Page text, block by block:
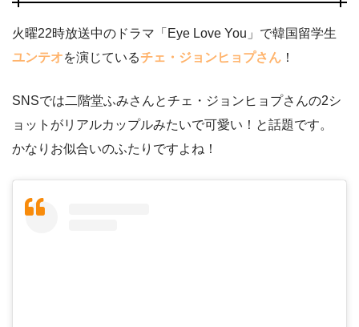
火曜22時放送中のドラマ「Eye Love You」で韓国留学生
ユンテオを演じているチェ・ジョンヒョプさん ！
SNSでは二階堂ふみさんとチェ・ジョンヒョプさんの2シ
ョットがリアルカップルみたいで可愛い！と話題です。
かなりお似合いのふたりですよね！